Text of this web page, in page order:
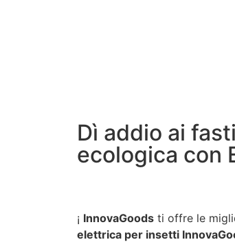
Dì addio ai
ecologica con
¡ InnovaGoods ti offre le
elettrica per insetti